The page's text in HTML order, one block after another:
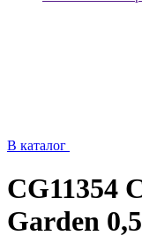
В каталог
CG11354
Garden